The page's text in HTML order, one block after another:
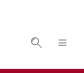
Suche